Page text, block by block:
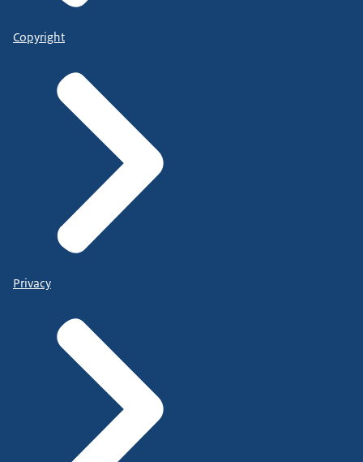
Copyright
Privacy